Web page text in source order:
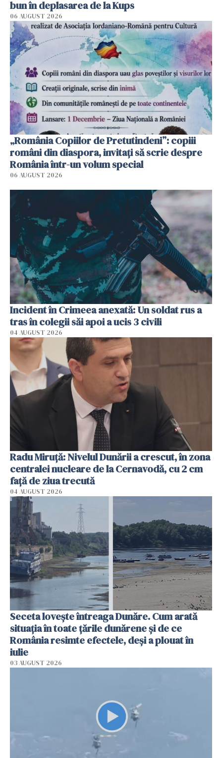
bun în deplasarea de la Kups
06 AUGUST 2026
„România Copiilor de Pretutindeni”: copiii
români din diaspora, invitați să scrie despre
România într-un volum special
06 AUGUST 2026
Incident în Crimeea anexată: Un soldat rus a
tras în colegii săi apoi a ucis 3 civili
04 AUGUST 2026
Radu Miruţă: Nivelul Dunării a crescut, în zona
centralei nucleare de la Cernavodă, cu 2 cm
faţă de ziua trecută
04 AUGUST 2026
Seceta lovește întreaga Dunăre. Cum arată
situația în toate țările dunărene și de ce
România resimte efectele, deși a plouat în
iulie
03 AUGUST 2026